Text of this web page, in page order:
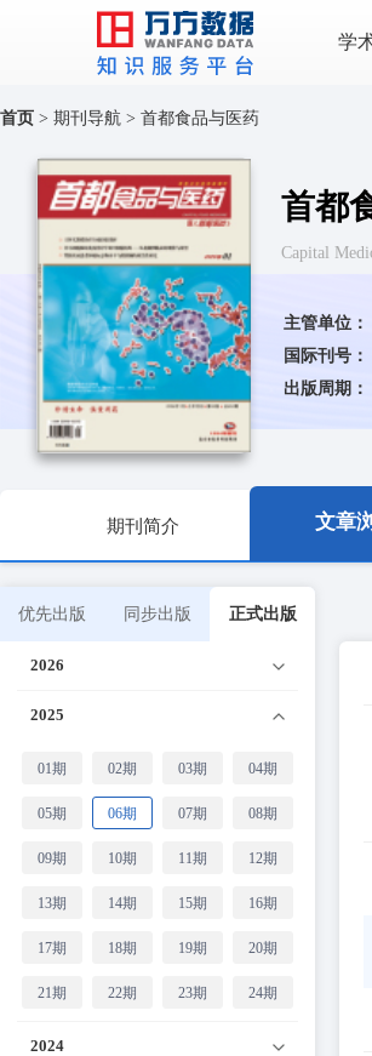
学
首页 > 期刊导航 > 首都食品与医药
首都
Capital
主管单位：
国际刊号：
出版周期：
期刊简介 文章
优先出版 同步出版 正式出版
2026
2025
01期 02期 03期 04期
05期 06期 07期 08期
09期 10期 11期 12期
13期 14期 15期 16期
17期 18期 19期 20期
21期 22期 23期 24期
2024